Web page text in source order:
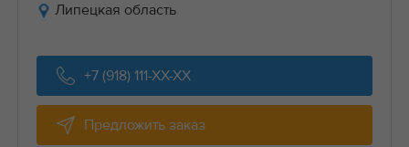
Липецкая область
+7 (918) 111-XX-XX
Предложить заказ